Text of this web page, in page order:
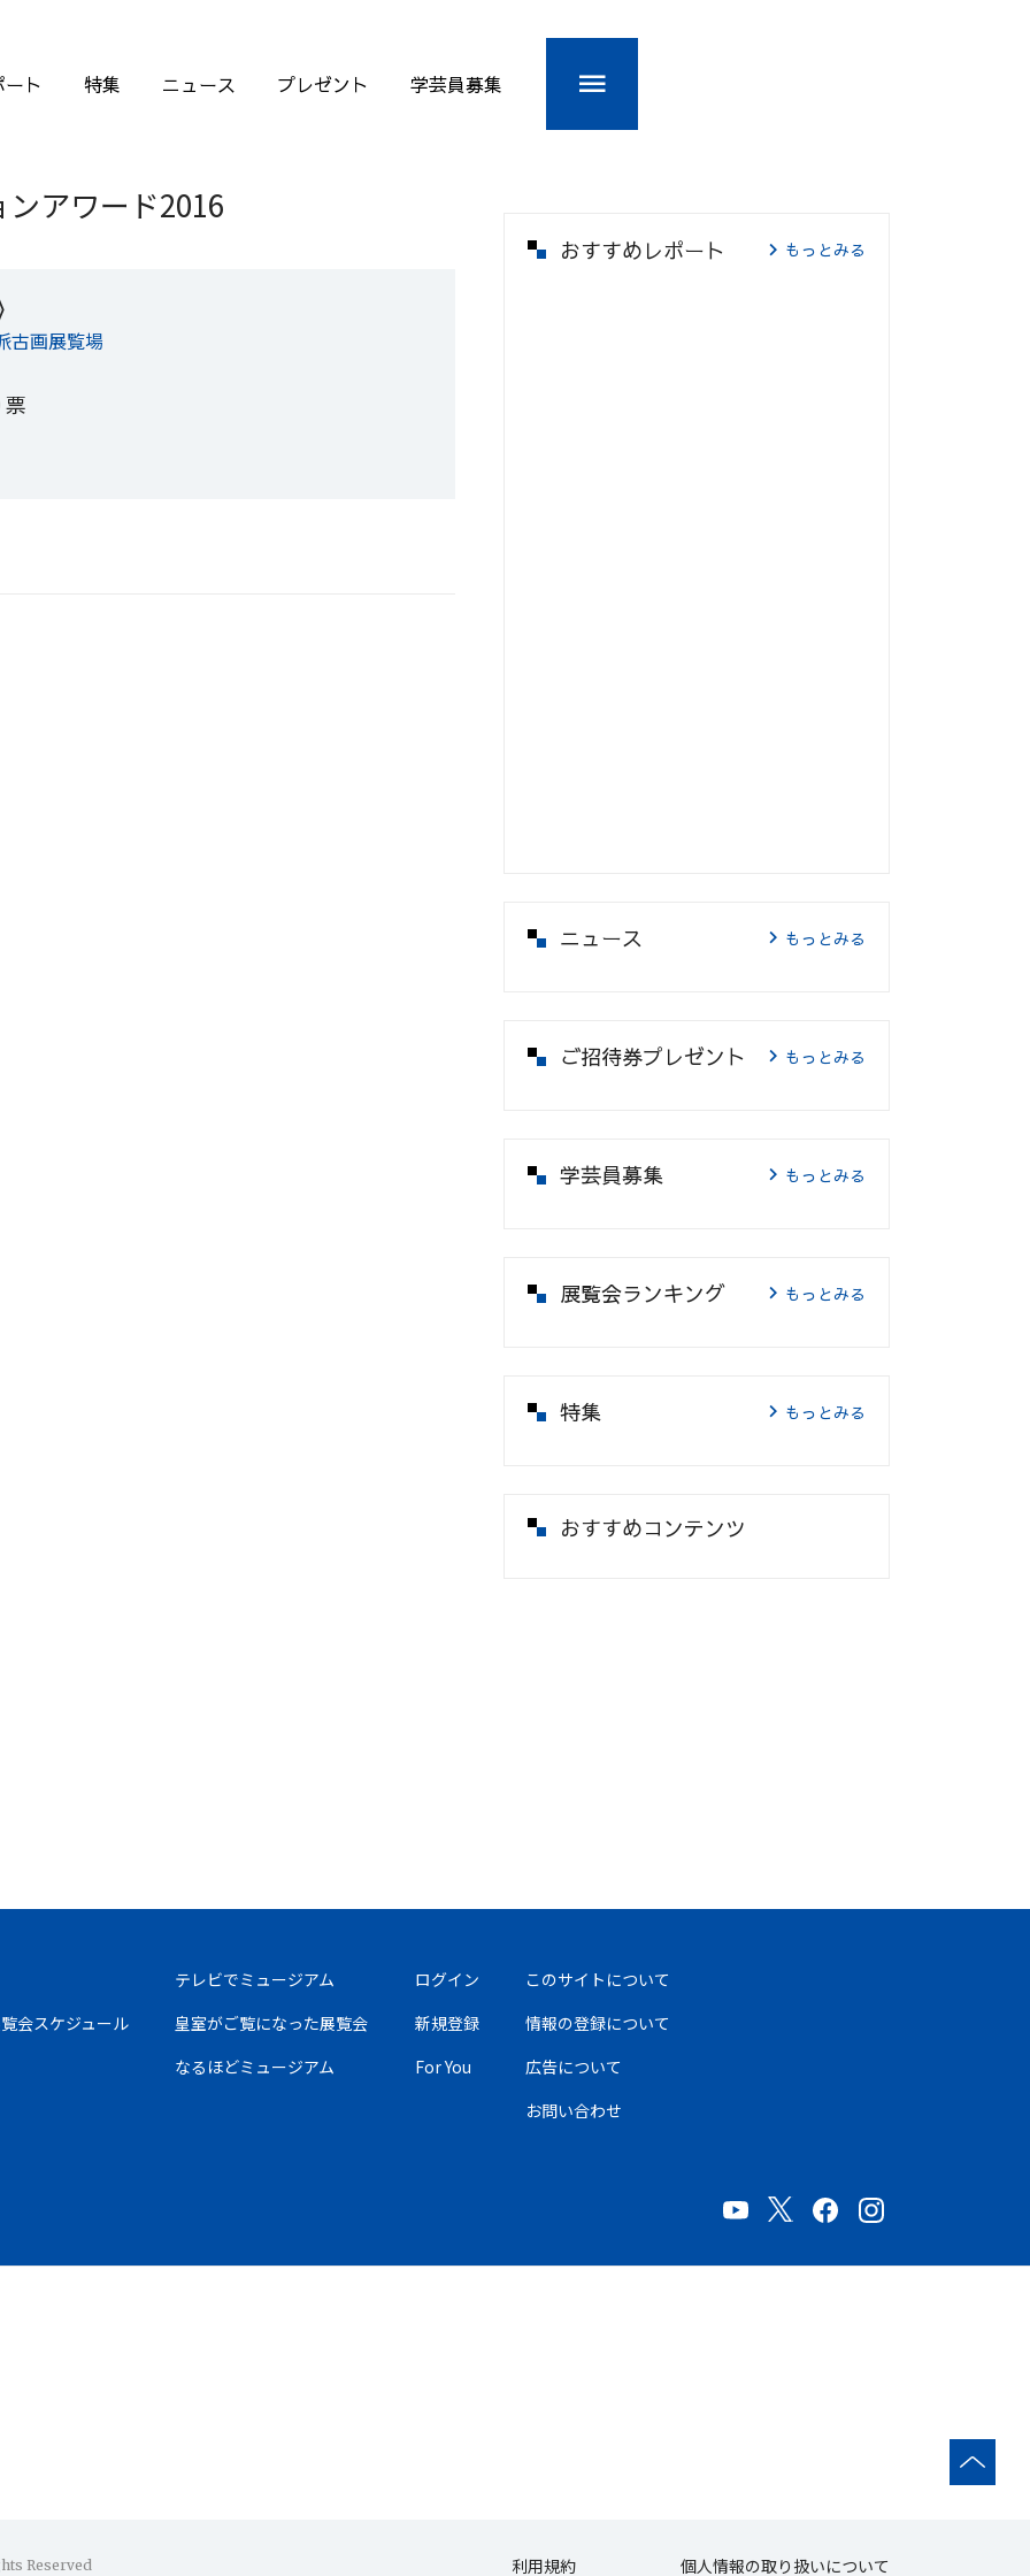
ート 特集 ニュース プレゼント 学芸員募集
アワード2016
古画展覧場
票
おすすめレポート もっとみる
ニュース もっとみる
ご招待券プレゼント もっとみる
学芸員募集 もっとみる
展覧会ランキング もっとみる
特集 もっとみる
おすすめコンテンツ
会スケジュール
テレビでミュージアム
皇室がご覧になった展覧会
なるほどミュージアム
ログイン
新規登録
For You
このサイトについて
情報の登録について
広告について
お問い合わせ
Reserved 利用規約 個人情報の取り扱いについて